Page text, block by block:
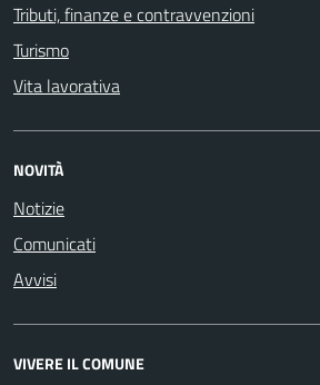
Tributi, finanze e contravvenzioni
Turismo
Vita lavorativa
NOVITÀ
Notizie
Comunicati
Avvisi
VIVERE IL COMUNE